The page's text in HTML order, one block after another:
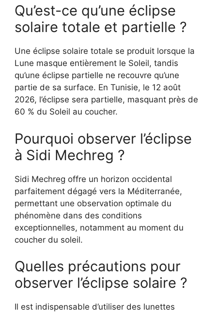
Qu’est-ce qu’une éclipse
solaire totale et partielle ?
Une éclipse solaire totale se produit lorsque la
Lune masque entièrement le Soleil, tandis
qu’une éclipse partielle ne recouvre qu’une
partie de sa surface. En Tunisie, le 12 août
2026, l’éclipse sera partielle, masquant près de
60 % du Soleil au coucher.
Pourquoi observer l’éclipse
à Sidi Mechreg ?
Sidi Mechreg offre un horizon occidental
parfaitement dégagé vers la Méditerranée,
permettant une observation optimale du
phénomène dans des conditions
exceptionnelles, notamment au moment du
coucher du soleil.
Quelles précautions pour
observer l’éclipse solaire ?
Il est indispensable d’utiliser des lunettes